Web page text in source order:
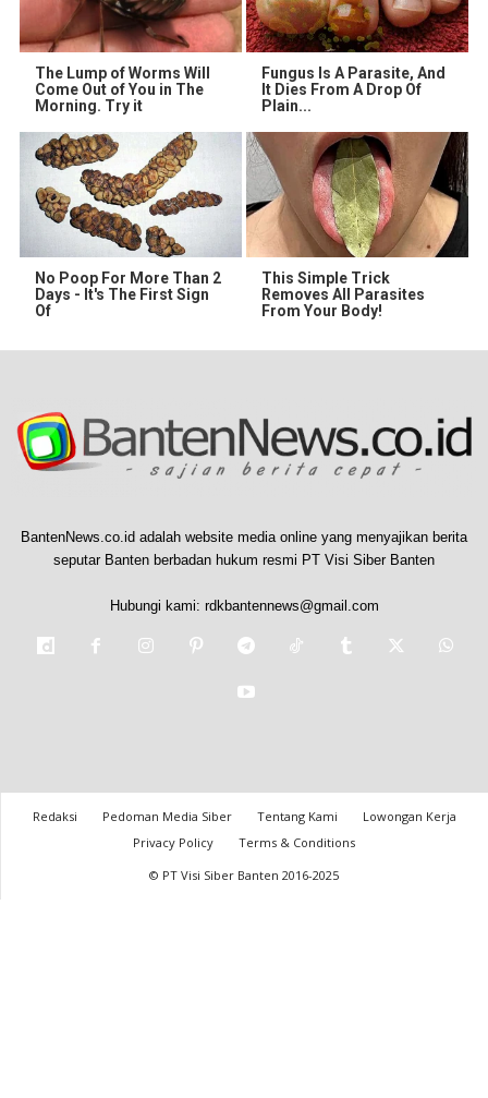
The Lump of Worms Will
Come Out of You in The
Morning. Try it
Fungus Is A Parasite, And
It Dies From A Drop Of
Plain...
No Poop For More Than 2
Days - It's The First Sign
Of
This Simple Trick
Removes All Parasites
From Your Body!
BantenNews.co.id adalah website media online yang menyajikan berita
seputar Banten berbadan hukum resmi PT Visi Siber Banten
Hubungi kami: rdkbantennews@gmail.com
Redaksi Pedoman Media Siber Tentang Kami
Lowongan Kerja
Privacy Policy
Terms & Conditions
© PT Visi Siber Banten 2016-2025